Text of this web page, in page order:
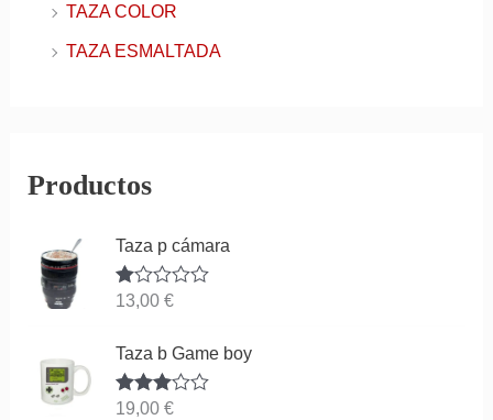
TAZA COLOR
TAZA ESMALTADA
Productos
Taza p cámara
Va
o
co
n
1.
13,00 €
Taza b Game boy
Valorado
19,00 €